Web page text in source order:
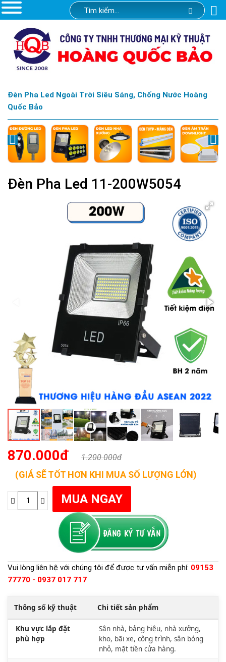
Đèn Pha Led Ngoài Trời Siêu Sáng, Chống Nước Hoàng
Quốc Bảo
Đèn Pha Led 11-200W5054
870.000đ 1.200.000đ
(GIÁ SẼ TỐT HƠN KHI MUA SỐ LƯỢNG LỚN)
Vui lòng liên hệ với chúng tôi để được tư vấn miễn phí: 09153
77770 - 0937 017 717
Thông số kỹ thuật Chi tiết sản phẩm
Khu vực lắp đặt
phù hợp
Sân nhà, bảng hiệu, nhà xưởng,
kho, bãi xe, công trình, sân bóng
nhỏ, mặt tiền cửa hàng.